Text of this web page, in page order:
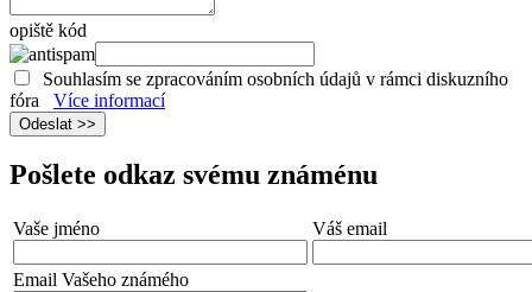
opiště kód
Souhlasím se zpracováním osobních údajů v rámci diskuzního
fóra
Více informací
Pošlete odkaz svému známénu
Vaše jméno Váš email
Email Vašeho známého